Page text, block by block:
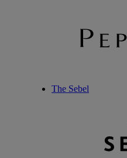
The Sebel